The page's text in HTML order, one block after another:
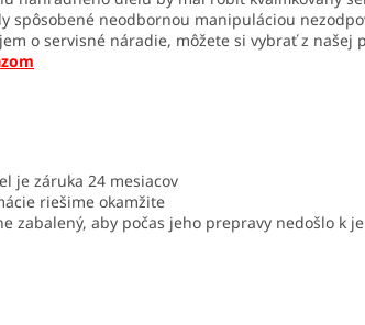
spôsobené neodbornou manipuláciou
o servisné náradie, môžete si vybrať z našej
je záruka 24 mesiacov
riešime okamžite
zabalený, aby počas jeho prepravy nedošlo k